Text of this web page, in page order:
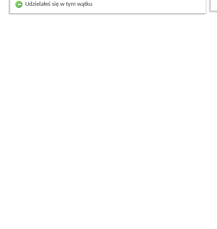
Udzielałeś się w tym wątku